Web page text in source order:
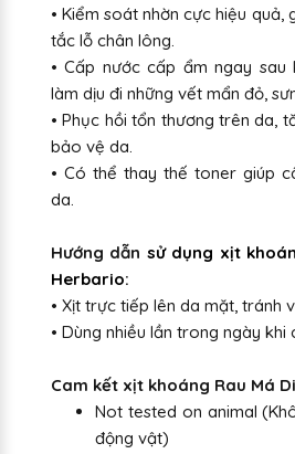
• Kiểm soát nhờn cực hiệu
tắc lỗ chân lông.
• Cấp nước cấp ẩm ngay sau
làm dịu đi những vết mẩn đỏ,
• Phục hồi tổn thương trên da,
bảo vệ da.
• Có thể thay thế toner giúp
da.
Hướng dẫn sử dụng xịt
Herbario:
• Xịt trực tiếp lên da mặt, tránh
• Dùng nhiều lần trong ngày
Cam kết xịt khoáng Rau Má
Not tested on animal
động vật)